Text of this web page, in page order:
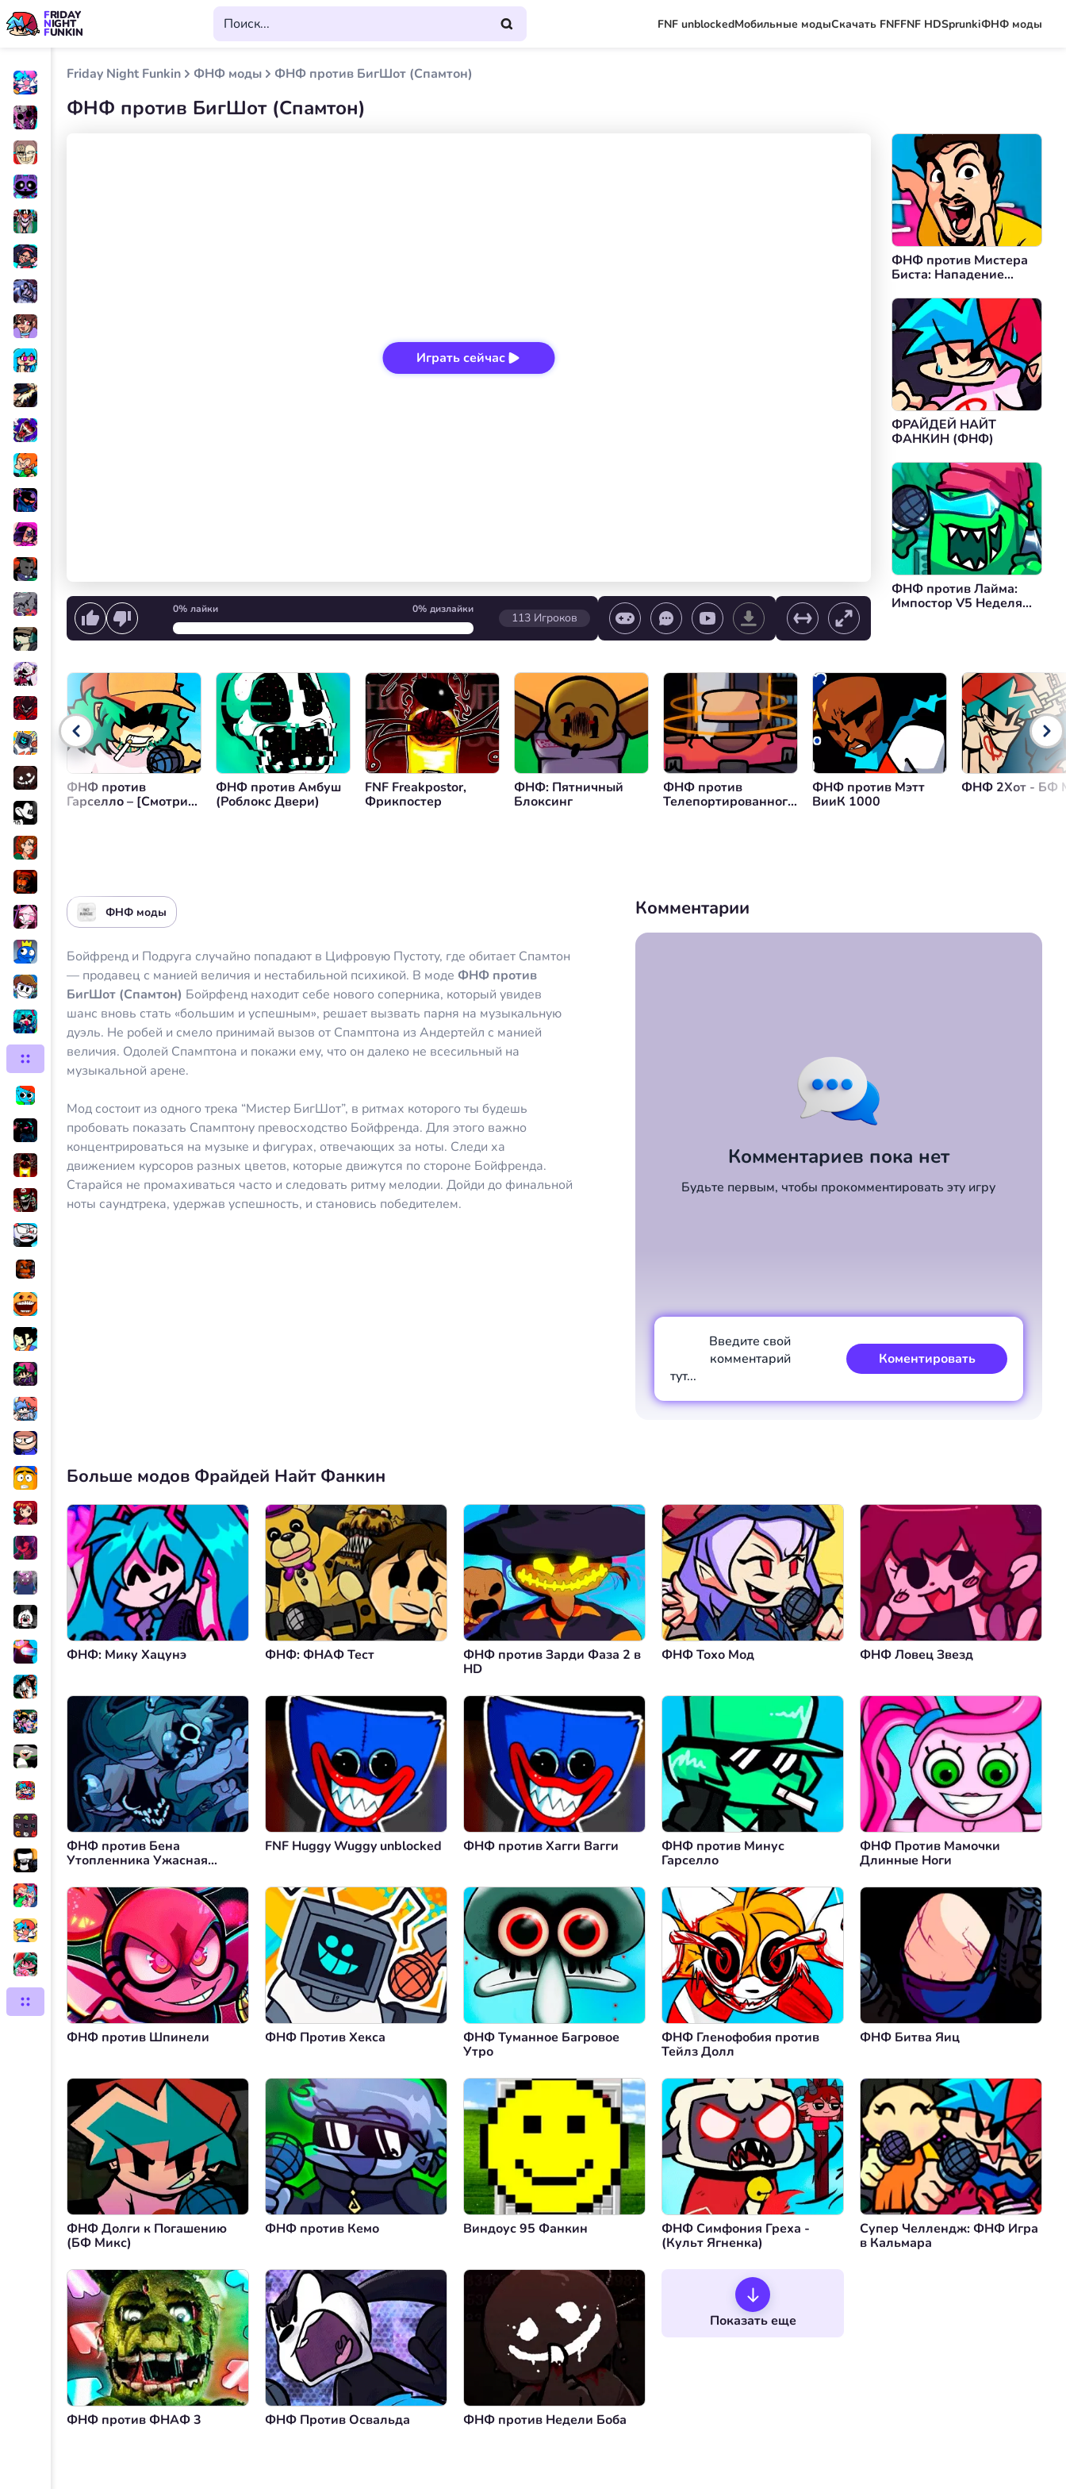
FRIDAY
NIGHT
FUNKIN
FNF unblockedМобильные модыСкачать FNFFNF HDSprunkiФНФ моды
Friday Night Funkin ФНФ моды ФНФ против БигШот (Спамтон)
ФНФ против БигШот (Спамтон)
Играть сейчас
0% лайки 0% дизлайки
113 Игроков
Начать петь или Запуск игры/ Остановить игру/ Выбор уровня
Управление громкостью Вернуться назад
ФНФ против Мистера
Биста: Нападение
ФРАЙДЕЙ НАЙТ
ФАНКИН (ФНФ)
ФНФ против Лайма:
Импостор V5 Неделя
ФНФ против
Гарселло – [Смотрим
ФНФ против Амбуш
(Роблокс Двери)
FNF Freakpostor,
Фрикпостер
ФНФ: Пятничный
Блоксинг
ФНФ против
Телепортированного
ФНФ против Мэтт
ВииК 1000
ФНФ 2Хот - БФ
ФНФ моды
Бойфренд и Подруга случайно попадают в Цифровую Пустоту, где обитает Спамтон
— продавец с манией величия и нестабильной психикой. В моде ФНФ против
БигШот (Спамтон) Бойрфенд находит себе нового соперника, который увидев
шанс вновь стать «большим и успешным», решает вызвать парня на музыкальную
дуэль. Не робей и смело принимай вызов от Спамптона из Андертейл с манией
величия. Одолей Спамптона и покажи ему, что он далеко не всесильный на
музыкальной арене.
Мод состоит из одного трека “Мистер БигШот”, в ритмах которого ты будешь
пробовать показать Спамптону превосходство Бойфренда. Для этого важно
концентрироваться на музыке и фигурах, отвечающих за ноты. Следи ха
движением курсоров разных цветов, которые движутся по стороне Бойфренда.
Старайся не промахиваться часто и следовать ритму мелодии. Дойди до финальной
ноты саундтрека, удержав успешность, и становись победителем.
Комментарии
Комментариев пока нет
Будьте первым, чтобы прокомментировать эту игру
Введите свой
комментарий
тут...
Коментировать
Отмена Коментировать
Больше модов Фрайдей Найт Фанкин
ФНФ: Мику Хацунэ ФНФ: ФНАФ Тест
ФНФ против Зарди Фаза 2 в
HD
ФНФ Тохо Мод ФНФ Ловец Звезд
ФНФ против Бена
Утопленника Ужасная
FNF Huggy Wuggy unblocked ФНФ против Хагги Вагги
ФНФ против Минус
Гарселло
ФНФ Против Мамочки
Длинные Ноги
ФНФ против Шпинели ФНФ Против Хекса
ФНФ Туманное Багровое
Утро
ФНФ Гленофобия против
Тейлз Долл
ФНФ Битва Яиц
ФНФ Долги к Погашению
(БФ Микс)
ФНФ против Кемо Виндоус 95 Фанкин
ФНФ Симфония Греха -
(Культ Ягненка)
Супер Челлендж: ФНФ Игра
в Кальмара
ФНФ против ФНАФ 3 ФНФ Против Освальда ФНФ против Недели Боба
Показать еще